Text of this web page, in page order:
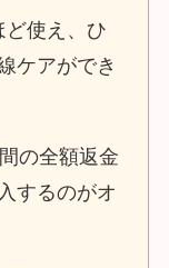
ど使え、ひ
ケアができ
の全額返金
するのがオ